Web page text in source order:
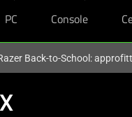
PC Console
Back-to-School: